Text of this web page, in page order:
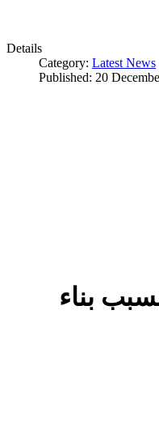
Details
Category: Latest News
Published: 20
بناء